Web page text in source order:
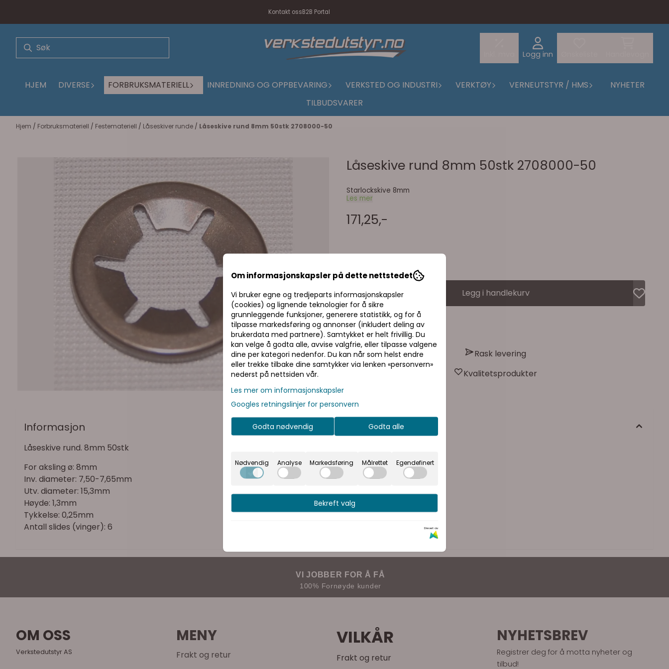
Kontakt ossB2B Portal
Logg inn
HJEM DIVERSE FORBRUKSMATERIELL INNREDNING OG OPPBEVARING VERKSTED OG INDUSTRI VERKTØY VERNEUTSTYR / HMS
NYHETER
TILBUDSVARER
Hjem / Forbruksmateriell / Festemateriell / Låseskiver runde / Låseskive rund 8mm 50stk 2708000-50
Låseskive rund 8mm 50stk 2708000-50
Starlockskive 8mm
Les mer
171,25,-
Legg i handlekurv
På lager: 43
Rask levering
Kvalitetsprodukter
Informasjon
Låseskive rund. 8mm 50stk
For aksling ø: 8mm
Inv. diameter: 7,50-7,65mm
Utv. diameter: 15,3mm
Høyde: 1,3mm
Tykkelse: 0,25mm
Antall slides (vinger): 6
VI JOBBER FOR Å FÅ
100% Fornøyde kunder
OM OSS
Verkstedutstyr AS
MENY
Frakt og retur
VILKÅR
Frakt og retur
NYHETSBREV
Registrer deg for å motta nyheter og
tilbud!
Priser inkl. eller ekskl. mva
I denne butikken kan du velge om du
vil se prisene med eller uten moms.
Inkl. mva
Om informasjonskapsler på dette nettstedet
Vi bruker egne og tredjeparts informasjonskapsler
(cookies) og lignende teknologier for å sikre
grunnleggende funksjoner, generere statistikk, og for å
tilpasse markedsføring og annonser (inkludert deling av
brukerdata med partnere). Samtykket er helt frivillig. Du
kan velge å godta alle, avvise valgfrie, eller tilpasse valgene
dine per kategori nedenfor. Du kan når som helst endre
eller trekke tilbake dine samtykker via lenken «personvern»
nederst på nettsiden vår.
Les mer om informasjonskapsler
Googles retningslinjer for personvern
Godta nødvendig Godta alle
Nødvendig Analyse Markedsføring Målrettet Egendefinert
Bekreft valg
Drevet av